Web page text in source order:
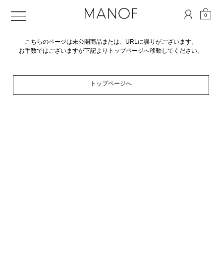
0
こちらのページは未公開商品または、URLに誤りがございます。
お手数ではございますが下記よりトップページへ移動してください。
トップページへ